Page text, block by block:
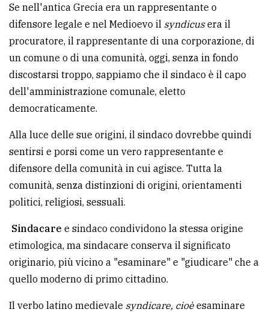
LE
ALTRE
TESTATE
PRIVACY
Privacy
policy
Cookie
policy
Se nell'antica Grecia era un rappresentante o
difensore legale e nel Medioevo il syndicusera il
procuratore, il rappresentante di una corporazione, di
un comune o di una comunità, oggi, senza in fondo
discostarsi troppo, sappiamo che il sindaco è il capo
dell'amministrazione comunale, eletto
democraticamente.
Alla luce delle sue origini, il sindaco dovrebbe quindi
sentirsi e porsi come un vero rappresentante e
difensore della comunità in cui agisce. Tutta la
comunità, senza distinzioni di origini, orientamenti
politici, religiosi, sessuali.
Sindacare e sindaco condividono la stessa origine
etimologica, ma sindacare conserva il significato
originario, più vicino a "esaminare" e "giudicare" che a
quello moderno di primo cittadino.
Il verbo latino medievale syndicare, cioèesaminare